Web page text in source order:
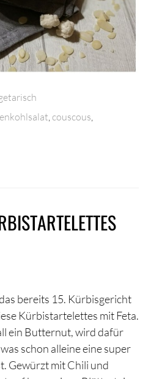
couscous
bereits 15. Kürbisgericht
Kürbistartelettes mit Feta.
ein Butternut, wird dafür
schon alleine eine super
Gewürzt mit Chili und